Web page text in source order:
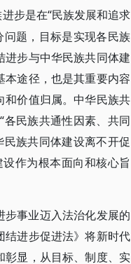
步是在“民族发展和追求
题，目标是实现各民族
步与中华民族共同体建
途径，也是其重要内容
和价值归属。中华民族共
民族共通性因素、共同
族共同体建设离不开促
作为根本面向和核心旨
步事业迈入法治化发展的
结进步促进法》将新时代
彰显，从目标、制度、实